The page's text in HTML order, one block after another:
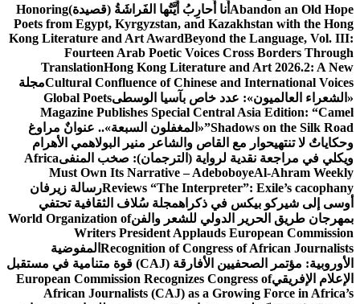
Abandon an Old Hope أَنا أُحارِبُ أَيَّتُها الفَراشَةُ (قصيدة)Honoring
Poets from Egypt, Kyrgyzstan, and Kazakhstan with the Hong
Kong Literature and Art AwardBeyond the Language, Vol. III:
Fourteen Arab Poetic Voices Cross Borders Through
TranslationHong Kong Literature and Art 2026.2: A New
Cultural Confluence of Chinese and International Voicesمجلة
«الشعراء العالميون»: عدد خاص بآسيا الوسطىGlobal Poets
Magazine Publishes Special Central Asia Edition: “Camel
Shadows on the Silk Road” «المغفلون السبعة».. عنوانٌ مراوغ
وحكاياتٌ لا تنتهيحوار مع القاص والشاعر منير البولاهمي الأهرام
ويكلي في مراجعة نقدية لرواية (الترجمان): صخب المنفىAfrica
Must Own Its Narrative – AdeboboyeAl-Ahram Weekly
Reviews “The Interpreter”: Exile’s cacophanyرسالة زيرفان
أوسى إلى شيركو بيكس في ذكراهمجلة سُلاف الثقافية تحتفي
بمهرجان طريق الحرير الدولي للشعر والفنWorld Organization of
Writers President Applauds European Commission
Recognition of Congress of African Journalists المفوضية
الأوروبية: مؤتمر الصحفيين الأفارقة (CAJ) قوة متنامية في مستقبل
الإعلام الإفريقيEuropean Commission Recognizes Congress of
African Journalists (CAJ) as a Growing Force in Africa’s